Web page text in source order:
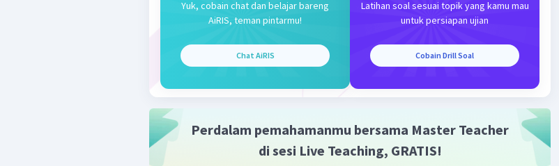
Yuk, cobain chat dan belajar bareng
AiRIS, teman pintarmu!
Chat AiRIS
Latihan soal sesuai topik yang kamu mau
untuk persiapan ujian
Cobain Drill Soal
Perdalam pemahamanmu bersama Master Teacher
di sesi Live Teaching, GRATIS!